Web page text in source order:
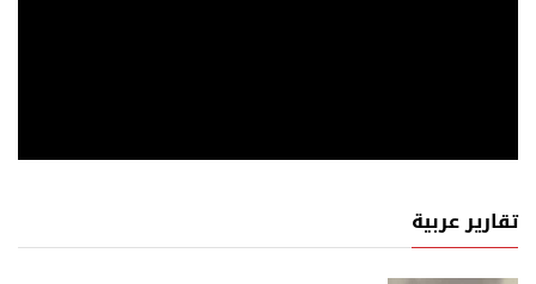
تقارير عربية